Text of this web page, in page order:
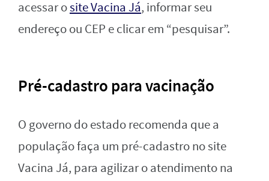
acessar osite Vacina Já, informar seu
endereço ou CEP e clicar em “pesquisar”.
Pré-cadastro para vacinação
O governo do estado recomenda que a
população faça um pré-cadastro no site
Vacina Já, para agilizar o atendimento na